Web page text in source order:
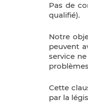
Pas de
qualifié).
Notre
peuvent
service
Cette
par la